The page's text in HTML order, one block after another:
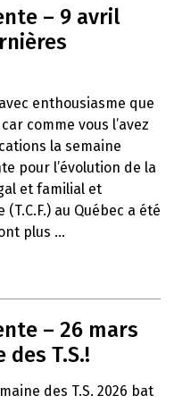
– 9 avril
enthousiasme que
comme vous l’avez
la semaine
pour l’évolution de la
et familial et
au Québec a été
plus ...
– 26 mars
des T.S.!
des T.S. 2026 bat